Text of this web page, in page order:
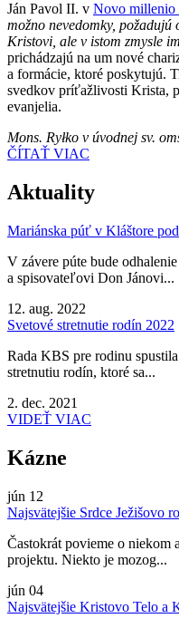
Ján Pavol II. v Novo millenio
možno nevedomky,
Kristovi, ale v istom zmysle
prichádzajú na um nové
a formácie, ktoré poskytujú.
svedkov príťažlivosti Krista,
evanjelia.
Mons. Ryłko v úvodnej sv.
ČÍTAŤ VIAC
Aktuality
Mariánska púť v Kláštore
V závere púte bude
a spisovateľovi Don Jánovi...
12. aug. 2022
Svetové stretnutie rodín 2022
Rada KBS pre rodinu
stretnutiu rodín, ktoré sa...
2. dec. 2021
VIDEŤ VIAC
Kázne
jún 12
Najsvätejšie Srdce Ježišovo
Častokrát povieme o niekom
projektu. Niekto je mozog...
jún 04
Najsvätejšie Kristovo Telo a